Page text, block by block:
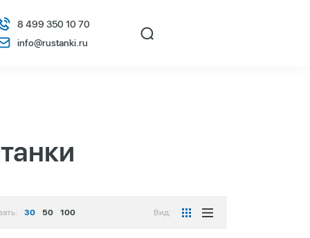
8 499 350 10 70
info@rustanki.ru
30 50 100 Вид: